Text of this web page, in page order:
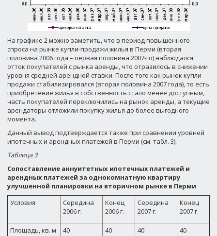
На графике 2 можно заметить, что в период повышенного
спроса на рынке купли-продажи жилья в Перми (вторая
половина 2006 года – первая половина 2007-го) наблюдался
отток покупателей с рынка аренды, что отразилось в снижении
уровня средней арендной ставки. После того как рынок купли-
продажи стабилизировался (вторая половина 2007 года), то есть
приобретение жилья в собственность стало менее доступным,
часть покупателей переключились на рынок аренды, а текущие
арендаторы отложили покупку жилья до более выгодного
момента.
Данный вывод подтверждается также при сравнении уровней
ипотечных и арендных платежей в Перми (см. табл. 3).
Таблица 3
Сопоставление аннуитетных ипотечных платежей и
арендных платежей за однокомнатную квартиру
улучшенной планировки на вторичном рынке в Перми
Условия
Середина
2006 г.
Конец
2006 г.
Середина
2007 г.
Конец
2007 г.
Площадь, кв. м 40 40 40 40